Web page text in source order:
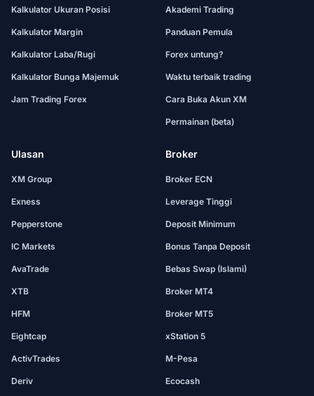
Kalkulator Ukuran Posisi
Kalkulator Margin
Kalkulator Laba/Rugi
Kalkulator Bunga Majemuk
Jam Trading Forex
Akademi Trading
Panduan Pemula
Forex untung?
Waktu terbaik trading
Cara Buka Akun XM
Permainan (beta)
Ulasan
XM Group
Exness
Pepperstone
IC Markets
AvaTrade
XTB
HFM
Eightcap
ActivTrades
Deriv
Broker
Broker ECN
Leverage Tinggi
Deposit Minimum
Bonus Tanpa Deposit
Bebas Swap (Islami)
Broker MT4
Broker MT5
xStation 5
M-Pesa
Ecocash